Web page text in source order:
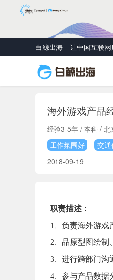
白鲸出海—让中国互联网
海外游戏产品
经验3-5年 / 本科 / 北
工作氛围好
交通
2018-09-19
职责描述：
1、负责海外游戏
2、品原型图绘制
3、进行跨部门沟
4、参与产品数据